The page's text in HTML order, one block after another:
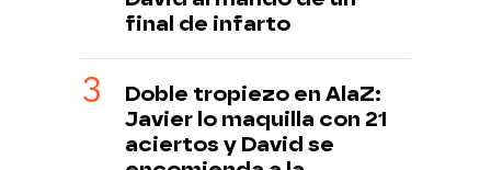
final de infarto
Doble tropiezo en AlaZ:
Javier lo maquilla con 21
aciertos y David se